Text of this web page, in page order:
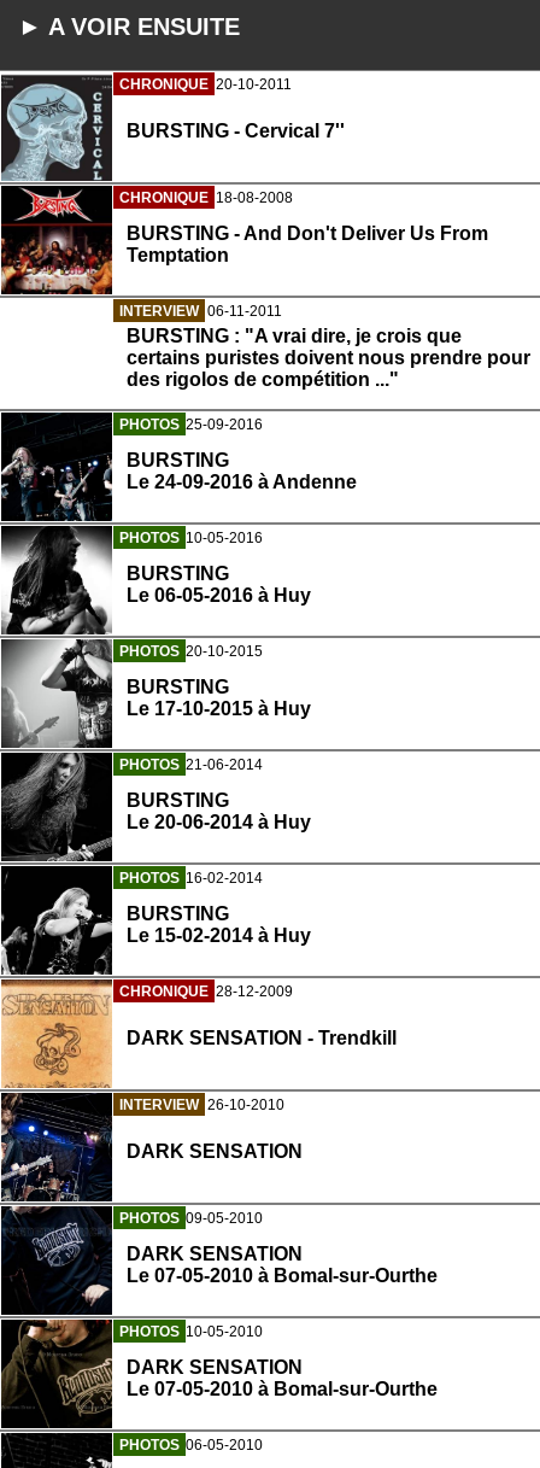
► A VOIR ENSUITE
CHRONIQUE 20-10-2011
BURSTING - Cervical 7''
CHRONIQUE 18-08-2008
BURSTING - And Don't Deliver Us From
Temptation
INTERVIEW 06-11-2011
BURSTING : "A vrai dire, je crois que
certains puristes doivent nous prendre pour
des rigolos de compétition ..."
PHOTOS 25-09-2016
BURSTING
Le 24-09-2016 à Andenne
PHOTOS 10-05-2016
BURSTING
Le 06-05-2016 à Huy
PHOTOS 20-10-2015
BURSTING
Le 17-10-2015 à Huy
PHOTOS 21-06-2014
BURSTING
Le 20-06-2014 à Huy
PHOTOS 16-02-2014
BURSTING
Le 15-02-2014 à Huy
CHRONIQUE 28-12-2009
DARK SENSATION - Trendkill
INTERVIEW 26-10-2010
DARK SENSATION
PHOTOS 09-05-2010
DARK SENSATION
Le 07-05-2010 à Bomal-sur-Ourthe
PHOTOS 10-05-2010
DARK SENSATION
Le 07-05-2010 à Bomal-sur-Ourthe
PHOTOS 06-05-2010